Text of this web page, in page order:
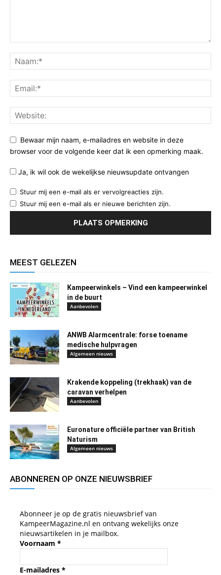
Bewaar mijn naam, e-mailadres en website in deze
browser voor de volgende keer dat ik een opmerking maak.
Ja, ik wil ook de wekelijkse nieuwsupdate ontvangen
Stuur mij een e-mail als er vervolgreacties zijn.
Stuur mij een e-mail als er nieuwe berichten zijn.
MEEST GELEZEN
Kampeerwinkels – Vind een kampeerwinkel
in de buurt
Aanbevolen
ANWB Alarmcentrale: forse toename
medische hulpvragen
Algemeen nieuws
Krakende koppeling (trekhaak) van de
caravan verhelpen
Aanbevolen
Euronature officiële partner van British
Naturism
Algemeen nieuws
ABONNEREN OP ONZE NIEUWSBRIEF
Abonneer je op de gratis nieuwsbrief van
KampeerMagazine.nl en ontvang wekelijks onze
nieuwsartikelen in je mailbox.
Voornaam *
E-mailadres *